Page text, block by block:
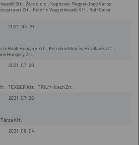
Zrt., Žito d.o.o., Kaposvár Megyei Jogú Város
Zrt., Komfin Vagyonkezelő Kft., Ruf-Carni
2022. 04. 21
Bank Hungary Zrt., Kereskedelmi és Hitelbank Zrt.,
Hungary Zrt.
2021. 07. 29
TEXBER Kft., TRIUM-Itech Zrt.
2021. 07. 28
Kft.
2021. 08. 04